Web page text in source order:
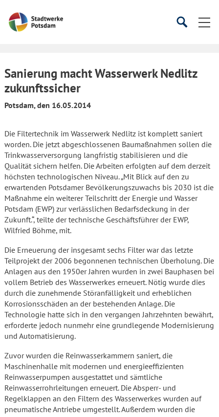
Startseite
SucheSuche
Sanierung macht Wasserwerk Nedlitz
zukunftssicher
Potsdam, den 16.05.2014
Die Filtertechnik im Wasserwerk Nedlitz ist komplett saniert
worden. Die jetzt abgeschlossenen Baumaßnahmen sollen die
Trinkwasserversorgung langfristig stabilisieren und die
Qualität sichern helfen. Die Arbeiten erfolgten auf dem derzeit
höchsten technologischen Niveau. „Mit Blick auf den zu
erwartenden Potsdamer Bevölkerungszuwachs bis 2030 ist die
Maßnahme ein weiterer Teilschritt der Energie und Wasser
Potsdam (EWP) zur verlässlichen Bedarfsdeckung in der
Zukunft.“, teilte der technische Geschäftsführer der EWP,
Wilfried Böhme, mit.
Die Erneuerung der insgesamt sechs Filter war das letzte
Teilprojekt der 2006 begonnenen technischen Überholung. Die
Anlagen aus den 1950er Jahren wurden in zwei Bauphasen bei
vollem Betrieb des Wasserwerkes erneuert. Nötig wurde dies
durch die zunehmende Störanfälligkeit und erheblichen
Korrosionsschäden an der bestehenden Anlage. Die
Technologie hatte sich in den vergangen Jahrzehnten bewährt,
erforderte jedoch nunmehr eine grundlegende Modernisierung
und Automatisierung.
Zuvor wurden die Reinwasserkammern saniert, die
Maschinenhalle mit modernen und energieeffizienten
Reinwasserpumpen ausgestattet und sämtliche
Reinwasserrohrleitungen erneuert. Die Absperr- und
Regelklappen an den Filtern des Wasserwerkes wurden auf
pneumatische Antriebe umgestellt. Außerdem wurden die